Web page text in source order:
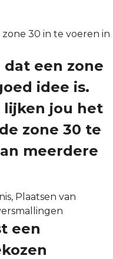
30 in te voeren in
een zone
idee is.
lijken jou het
zone 30 te
meerdere
Plaatsen van
een